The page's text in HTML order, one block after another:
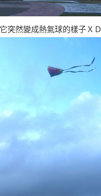
突然變成熱氣球的樣子ＸＤ